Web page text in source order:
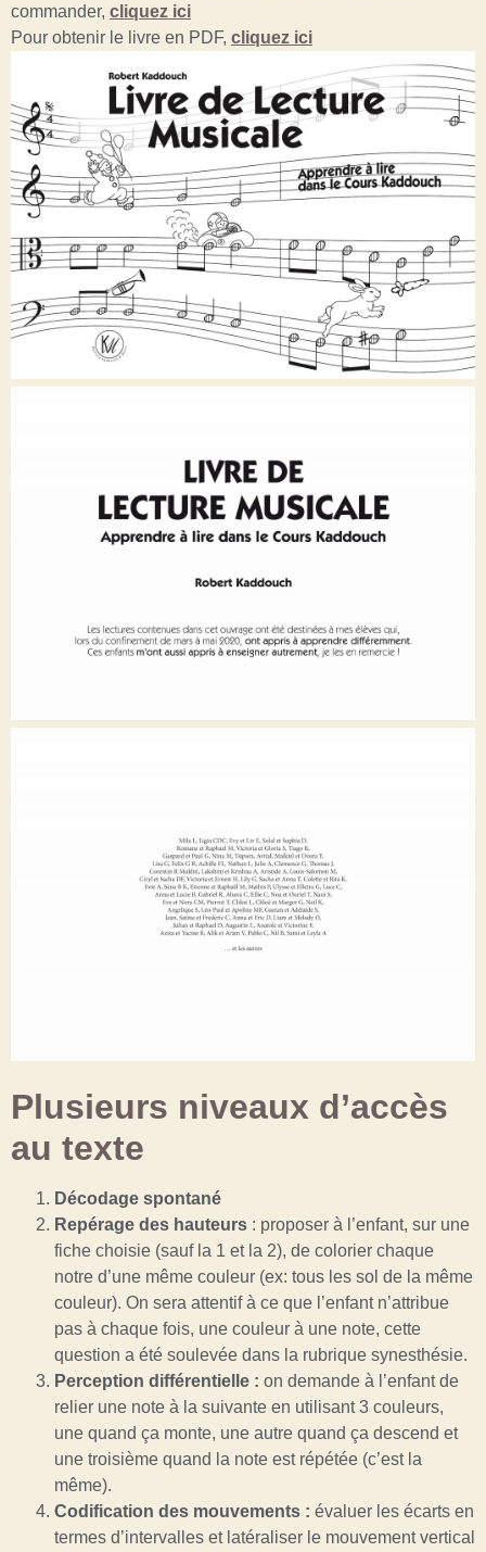
commander, cliquez ici
Pour obtenir le livre en PDF, cliquez ici
Plusieurs niveaux d’accès
au texte
Décodage spontané
Repérage des hauteurs : proposer à l’enfant, sur une
fiche choisie (sauf la 1 et la 2), de colorier chaque
notre d’une même couleur (ex: tous les sol de la même
couleur). On sera attentif à ce que l’enfant n’attribue
pas à chaque fois, une couleur à une note, cette
question a été soulevée dans la rubrique synesthésie.
Perception différentielle : on demande à l’enfant de
relier une note à la suivante en utilisant 3 couleurs,
une quand ça monte, une autre quand ça descend et
une troisième quand la note est répétée (c’est la
même).
Codification des mouvements : évaluer les écarts en
termes d’intervalles et latéraliser le mouvement vertical